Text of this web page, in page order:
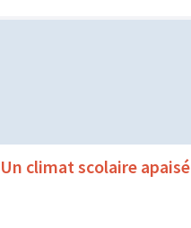
Un climat scolaire apaisé